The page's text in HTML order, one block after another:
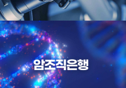
암조직은행